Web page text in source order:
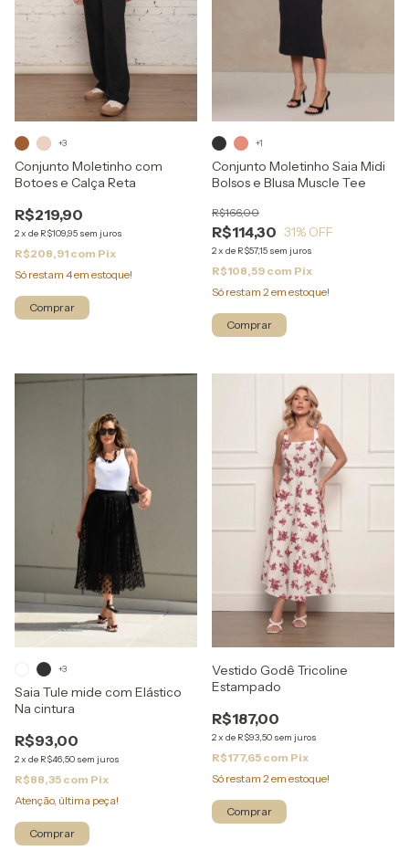
Conjunto Moletinho com
Botoes e Calça Reta
R$219,90
2x de R$109,95 sem juros
R$208,91 com Pix
Só restam 4em estoque!
+3
Comprar
Conjunto Moletinho Saia Midi
Bolsos e Blusa Muscle Tee
R$114,30
R$166,00
31% OFF
2x de R$57,15 sem juros
R$108,59 com Pix
Só restam 2em estoque!
+1
Comprar
Saia Tule mide com Elástico
Na cintura
R$93,00
2x de R$46,50 sem juros
R$88,35 com Pix
Atenção, última peça!
+3
Comprar
Vestido Godê Tricoline
Estampado
R$187,00
2x de R$93,50 sem juros
R$177,65 com Pix
Só restam 2em estoque!
Comprar